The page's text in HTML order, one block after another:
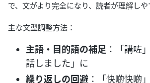
で、文がより完全になり、読者が理解しや
主な文型調整方法：
主語・目的語の補足 ：「講咗
話しました」に
繰り返しの回避 ：「快啲快啲